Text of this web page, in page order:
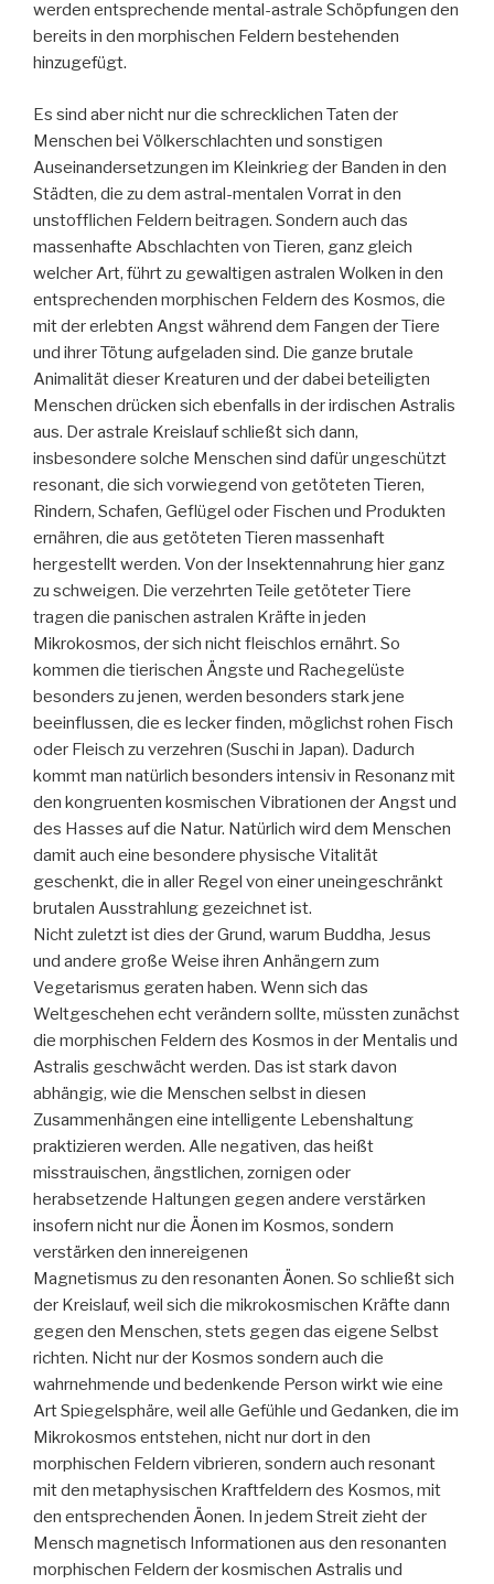
werden entsprechende mental-astrale Schöpfungen den
bereits in den morphischen Feldern bestehenden
hinzugefügt.
Es sind aber nicht nur die schrecklichen Taten der
Menschen bei Völkerschlachten und sonstigen
Auseinandersetzungen im Kleinkrieg der Banden in den
Städten, die zu dem astral-mentalen Vorrat in den
unstofflichen Feldern beitragen. Sondern auch das
massenhafte Abschlachten von Tieren, ganz gleich
welcher Art, führt zu gewaltigen astralen Wolken in den
entsprechenden morphischen Feldern des Kosmos, die
mit der erlebten Angst während dem Fangen der Tiere
und ihrer Tötung aufgeladen sind. Die ganze brutale
Animalität dieser Kreaturen und der dabei beteiligten
Menschen drücken sich ebenfalls in der irdischen Astralis
aus. Der astrale Kreislauf schließt sich dann,
insbesondere solche Menschen sind dafür ungeschützt
resonant, die sich vorwiegend von getöteten Tieren,
Rindern, Schafen, Geflügel oder Fischen und Produkten
ernähren, die aus getöteten Tieren massenhaft
hergestellt werden. Von der Insektennahrung hier ganz
zu schweigen. Die verzehrten Teile getöteter Tiere
tragen die panischen astralen Kräfte in jeden
Mikrokosmos, der sich nicht fleischlos ernährt. So
kommen die tierischen Ängste und Rachegelüste
besonders zu jenen, werden besonders stark jene
beeinflussen, die es lecker finden, möglichst rohen Fisch
oder Fleisch zu verzehren (Suschi in Japan). Dadurch
kommt man natürlich besonders intensiv in Resonanz mit
den kongruenten kosmischen Vibrationen der Angst und
des Hasses auf die Natur. Natürlich wird dem Menschen
damit auch eine besondere physische Vitalität
geschenkt, die in aller Regel von einer uneingeschränkt
brutalen Ausstrahlung gezeichnet ist.
Nicht zuletzt ist dies der Grund, warum Buddha, Jesus
und andere große Weise ihren Anhängern zum
Vegetarismus geraten haben. Wenn sich das
Weltgeschehen echt verändern sollte, müssten zunächst
die morphischen Feldern des Kosmos in der Mentalis und
Astralis geschwächt werden. Das ist stark davon
abhängig, wie die Menschen selbst in diesen
Zusammenhängen eine intelligente Lebenshaltung
praktizieren werden. Alle negativen, das heißt
misstrauischen, ängstlichen, zornigen oder
herabsetzende Haltungen gegen andere verstärken
insofern nicht nur die Äonen im Kosmos, sondern
verstärken den innereigenen
Magnetismus zu den resonanten Äonen. So schließt sich
der Kreislauf, weil sich die mikrokosmischen Kräfte dann
gegen den Menschen, stets gegen das eigene Selbst
richten. Nicht nur der Kosmos sondern auch die
wahrnehmende und bedenkende Person wirkt wie eine
Art Spiegelsphäre, weil alle Gefühle und Gedanken, die im
Mikrokosmos entstehen, nicht nur dort in den
morphischen Feldern vibrieren, sondern auch resonant
mit den metaphysischen Kraftfeldern des Kosmos, mit
den entsprechenden Äonen. In jedem Streit zieht der
Mensch magnetisch Informationen aus den resonanten
morphischen Feldern der kosmischen Astralis und